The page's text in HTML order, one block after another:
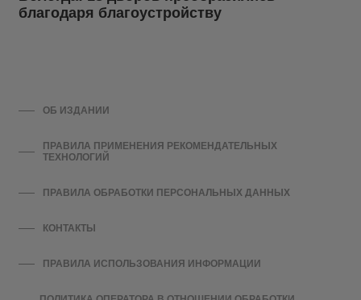
благодаря благоустройству
ОБ ИЗДАНИИ
ПРАВИЛА ПРИМЕНЕНИЯ РЕКОМЕНДАТЕЛЬНЫХ
ТЕХНОЛОГИЙ
ПРАВИЛА ОБРАБОТКИ ПЕРСОНАЛЬНЫХ ДАННЫХ
КОНТАКТЫ
ПРАВИЛА ИСПОЛЬЗОВАНИЯ ИНФОРМАЦИИ